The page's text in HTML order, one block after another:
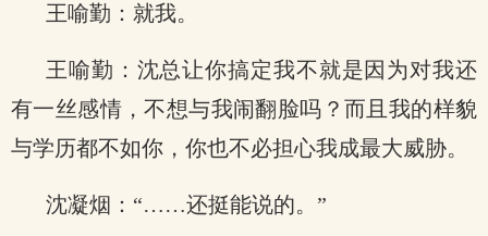
王喻勤：就我。
王喻勤：沈总让你搞定我不就是因为对我还
有一丝感情，不想与我闹翻脸吗？而且我的样貌
与学历都不如你，你也不必担心我成最大威胁。
沈凝烟：“……还挺能说的。”